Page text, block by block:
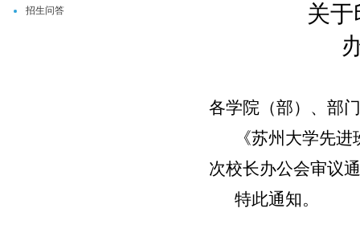
招生问答
关
各学院（部）、部
《苏州大学先
次校长办公会审议
特此通知。